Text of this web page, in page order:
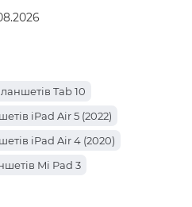
Tab 10
iPad Air 5 (2022)
iPad Air 4 (2020)
Mi Pad 3
Mobile Tab A1025 X-treme